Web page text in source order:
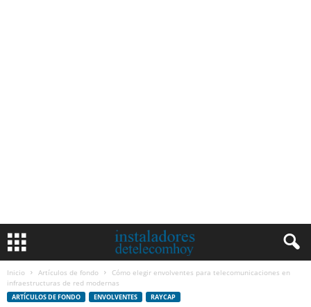
Inicio Artículos de fondo
Cómo elegir envolventes para telecomunicaciones en
infraestructuras de red modernas
ARTÍCULOS DE FONDO ENVOLVENTES RAYCAP